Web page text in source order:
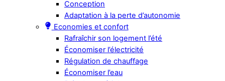
Conception
Adaptation à la perte d’autonomie
Economies et confort
Rafraîchir son logement l’été
Économiser l’électricité
Régulation de chauffage
Économiser l’eau